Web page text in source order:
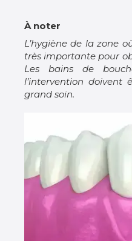
À noter
L’hygiène de la zone
très importante pour
Les bains de
l’intervention doivent
grand soin.